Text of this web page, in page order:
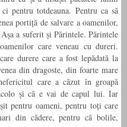
pentru totdeauna. Pentru ca să
portiță de salvare a oamenilor,
a suferit și Părintele. Părintele
care veneau cu dureri.
durere care a fost lepădată la
din dragoste, din foarte mare
care a căzut în groapă
și că e vai de capul lui. Iar
pentru oameni, pentru toți care
din cădere, pentru că bolile,